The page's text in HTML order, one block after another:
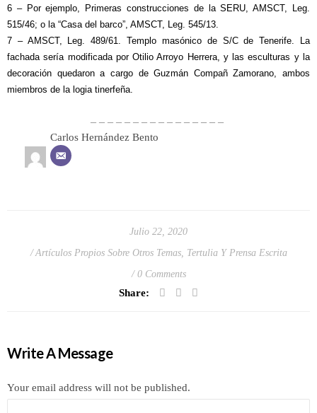
6 – Por ejemplo, Primeras construcciones de la SERU, AMSCT, Leg.
515/46; o la “Casa del barco”, AMSCT, Leg. 545/13.
7 – AMSCT, Leg. 489/61. Templo masónico de S/C de Tenerife. La
fachada sería modificada por Otilio Arroyo Herrera, y las esculturas y la
decoración quedaron a cargo de Guzmán Compañ Zamorano, ambos
miembros de la logia tinerfeña.
– – – – – – – – – – – – – – – –
Carlos Hernández Bento
Julio 22, 2020
Artículos Propios Sobre Otros Temas, Tertulia Y Prensa Escrita
0 Comments
Share:
Write A Message
Your email address will not be published.